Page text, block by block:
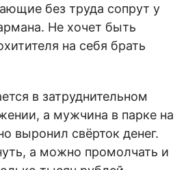
без труда сопрут у
Не хочет быть
на себя брать
в затруднительном
а мужчина в парке на
выронил свёрток денег.
а можно промолчать и